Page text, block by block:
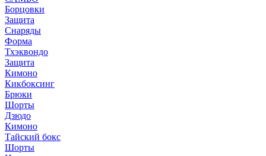
Борцовки
Защита
Снаряды
Форма
Тхэквондо
Защита
Кимоно
Кикбоксинг
Брюки
Шорты
Дзюдо
Кимоно
Тайский бокс
Шорты